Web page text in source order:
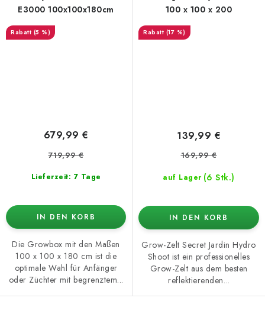
E3000 100x100x180cm
(5 %)
Lieferzeit: 7 Tage
679,99 €
719,99 €
IN DEN KORB
Die Growbox mit den Maßen
100 x 100 x 180 cm ist die
optimale Wahl für Anfänger
oder Züchter mit begrenztem...
100 x 100 x 200
(17 %)
auf Lager (6 Stk.)
139,99 €
169,99 €
IN DEN KORB
Grow-Zelt Secret Jardin Hydro
Shoot ist ein professionelles
Grow-Zelt aus dem besten
reflektierenden...